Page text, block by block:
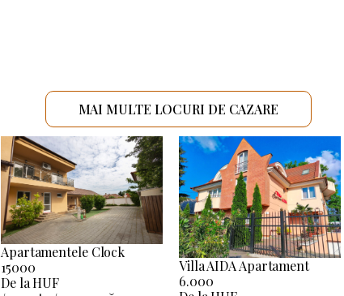
MAI MULTE LOCURI DE CAZARE
Apartamentele Clock
15000
De la HUF
Villa AIDA Apartament
6.000